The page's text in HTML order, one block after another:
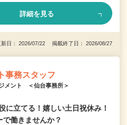
詳細を見る
新日： 2026/07/22 掲載終了日： 2026/08/27
事務スタッフ
メント ＜仙台事務所＞
に立てる！嬉しい土日祝休み！
で働きませんか？